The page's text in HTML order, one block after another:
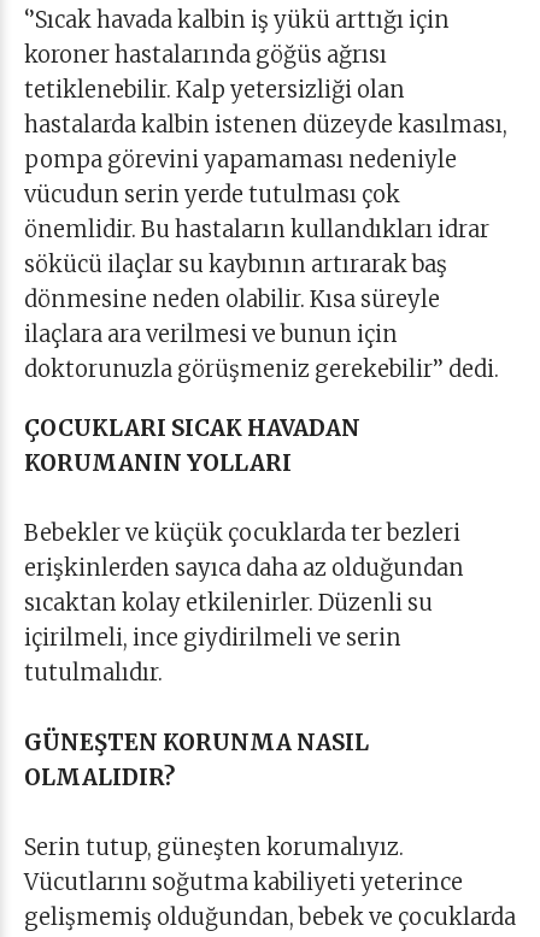
‘’Sıcak havada kalbin iş yükü arttığı için
koroner hastalarında göğüs ağrısı
tetiklenebilir. Kalp yetersizliği olan
hastalarda kalbin istenen düzeyde kasılması,
pompa görevini yapamaması nedeniyle
vücudun serin yerde tutulması çok
önemlidir. Bu hastaların kullandıkları idrar
sökücü ilaçlar su kaybının artırarak baş
dönmesine neden olabilir. Kısa süreyle
ilaçlara ara verilmesi ve bunun için
doktorunuzla görüşmeniz gerekebilir’’ dedi.
ÇOCUKLARI SICAK HAVADAN
KORUMANIN YOLLARI
Bebekler ve küçük çocuklarda ter bezleri
erişkinlerden sayıca daha az olduğundan
sıcaktan kolay etkilenirler. Düzenli su
içirilmeli, ince giydirilmeli ve serin
tutulmalıdır.
GÜNEŞTEN KORUNMA NASIL
OLMALIDIR?
Serin tutup, güneşten korumalıyız.
Vücutlarını soğutma kabiliyeti yeterince
gelişmemiş olduğundan, bebek ve çocuklarda